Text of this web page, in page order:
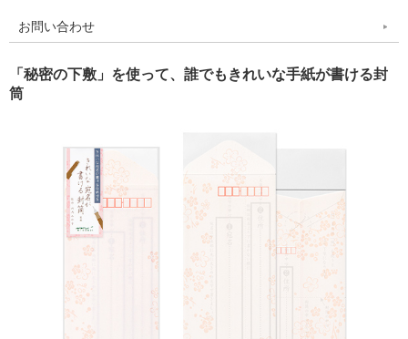
お問い合わせ
「秘密の下敷」を使って、誰でもきれいな手紙が書ける封
筒